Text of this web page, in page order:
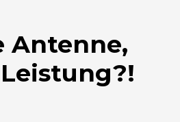
Antenne,